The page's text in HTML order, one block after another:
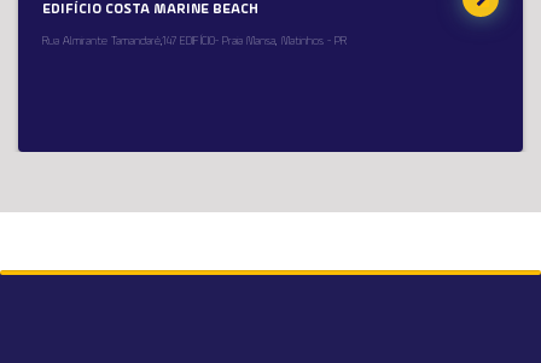
EDIFÍCIO COSTA MARINE BEACH
Rua Almirante Tamandaré,147 EDIFÍCIO- Praia Mansa, Matinhos - PR